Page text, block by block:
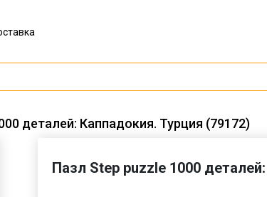
деталей: Каппадокия. Турция (79172)
Пазл Step puzzle 1000